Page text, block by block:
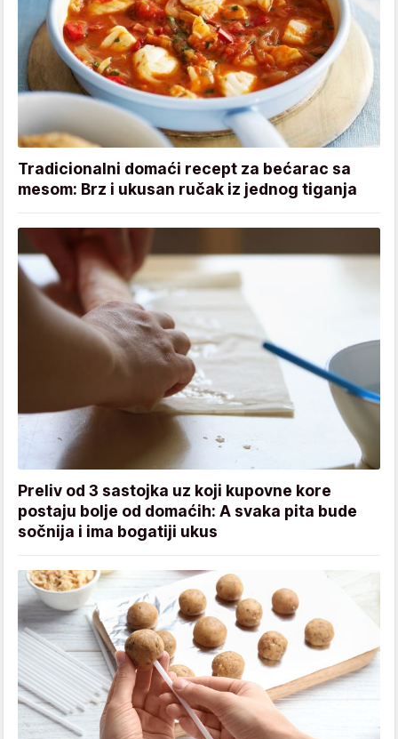
Tradicionalni domaći recept za bećarac sa
mesom: Brz i ukusan ručak iz jednog tiganja
Preliv od 3 sastojka uz koji kupovne kore
postaju bolje od domaćih: A svaka pita bude
sočnija i ima bogatiji ukus